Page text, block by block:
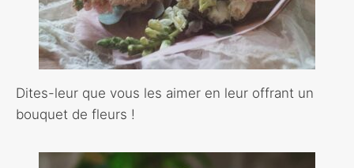
Dites-leur que vous les aimer en leur offrant un
bouquet de fleurs !